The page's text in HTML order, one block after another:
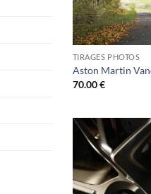
TIRAGES PHOTOS
Aston Martin
70.00€